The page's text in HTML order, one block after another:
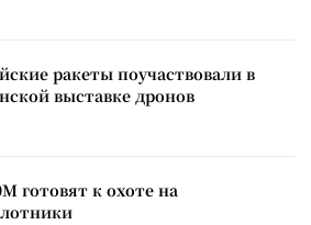
ракеты поучаствовали в
выставке дронов
готовят к охоте на